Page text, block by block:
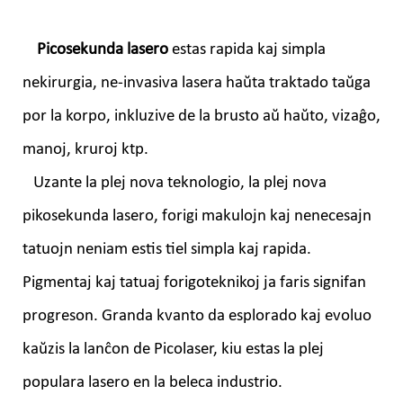
Picosekunda lasero estas rapida kaj simpla
nekirurgia, ne-invasiva lasera haŭta traktado taŭga
por la korpo, inkluzive de la brusto aŭ haŭto, vizaĝo,
manoj, kruroj ktp.
Uzante la plej nova teknologio, la plej nova
pikosekunda lasero, forigi makulojn kaj nenecesajn
tatuojn neniam estis tiel simpla kaj rapida.
Pigmentaj kaj tatuaj forigoteknikoj ja faris signifan
progreson. Granda kvanto da esplorado kaj evoluo
kaŭzis la lanĉon de Picolaser, kiu estas la plej
populara lasero en la beleca industrio.